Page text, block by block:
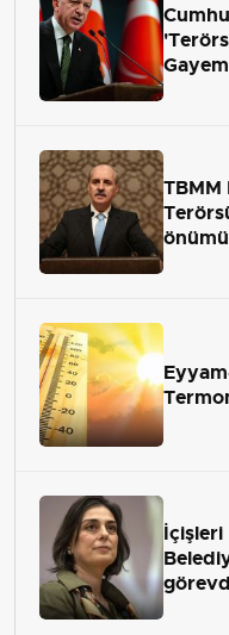
TBMM
İçişleri